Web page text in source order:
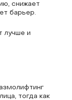
снижает
барьер.
лучше и
тогда как